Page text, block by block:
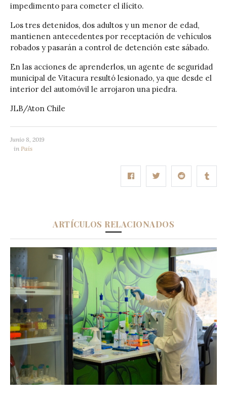
impedimento para cometer el ilícito.
Los tres detenidos, dos adultos y un menor de edad,
mantienen antecedentes por receptación de vehículos
robados y pasarán a control de detención este sábado.
En las acciones de aprenderlos, un agente de seguridad
municipal de Vitacura resultó lesionado, ya que desde el
interior del automóvil le arrojaron una piedra.
JLB/Aton Chile
Junio 8, 2019
in País
ARTÍCULOS RELACIONADOS